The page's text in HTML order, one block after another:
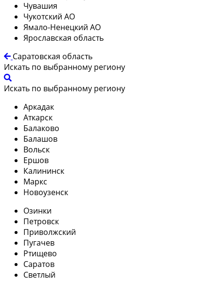
Чувашия
Чукотский АО
Ямало-Ненецкий АО
Ярославская область
Саратовская область
Искать по выбранному региону
Искать по выбранному региону
Аркадак
Аткарск
Балаково
Балашов
Вольск
Ершов
Калининск
Маркс
Новоузенск
Озинки
Петровск
Приволжский
Пугачев
Ртищево
Саратов
Светлый